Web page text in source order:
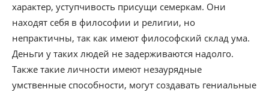
характер, уступчивость присущи семеркам. Они
находят себя в философии и религии, но
непрактичны, так как имеют философский склад ума.
Деньги у таких людей не задерживаются надолго.
Также такие личности имеют незаурядные
умственные способности, могут создавать гениальные